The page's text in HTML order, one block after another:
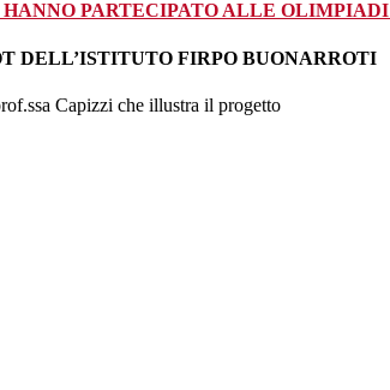
PARTECIPATO ALLE
DELL’ISTITUTO FIRPO BUONARROTI
Capizzi che illustra il progetto